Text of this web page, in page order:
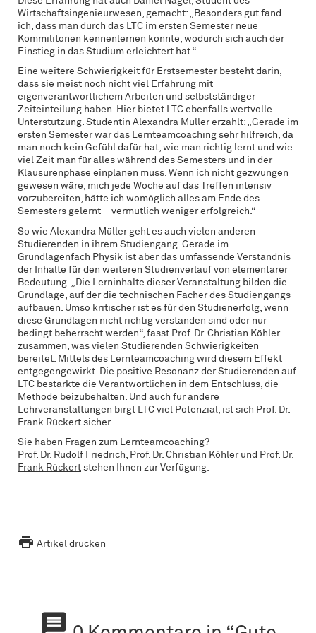
Wirtschaftsingenieurwesen, gemacht: „Besonders gut fand
ich, dass man durch das LTC im ersten Semester neue
Kommilitonen kennenlernen konnte, wodurch sich auch der
Einstieg in das Studium erleichtert hat.“
Eine weitere Schwierigkeit für Erstsemester besteht darin,
dass sie meist noch nicht viel Erfahrung mit
eigenverantwortlichem Arbeiten und selbstständiger
Zeiteinteilung haben. Hier bietet LTC ebenfalls wertvolle
Unterstützung. Studentin Alexandra Müller erzählt: „Gerade im
ersten Semester war das Lernteamcoaching sehr hilfreich, da
man noch kein Gefühl dafür hat, wie man richtig lernt und wie
viel Zeit man für alles während des Semesters und in der
Klausurenphase einplanen muss. Wenn ich nicht gezwungen
gewesen wäre, mich jede Woche auf das Treffen intensiv
vorzubereiten, hätte ich womöglich alles am Ende des
Semesters gelernt – vermutlich weniger erfolgreich.“
So wie Alexandra Müller geht es auch vielen anderen
Studierenden in ihrem Studiengang. Gerade im
Grundlagenfach Physik ist aber das umfassende Verständnis
der Inhalte für den weiteren Studienverlauf von elementarer
Bedeutung. „Die Lerninhalte dieser Veranstaltung bilden die
Grundlage, auf der die technischen Fächer des Studiengangs
aufbauen. Umso kritischer ist es für den Studienerfolg, wenn
diese Grundlagen nicht richtig verstanden sind oder nur
bedingt beherrscht werden“, fasst Prof. Dr. Christian Köhler
zusammen, was vielen Studierenden Schwierigkeiten
bereitet. Mittels des Lernteamcoaching wird diesem Effekt
entgegengewirkt. Die positive Resonanz der Studierenden auf
LTC bestärkte die Verantwortlichen in dem Entschluss, die
Methode beizubehalten. Und auch für andere
Lehrveranstaltungen birgt LTC viel Potenzial, ist sich Prof. Dr.
Frank Rückert sicher.
Sie haben Fragen zum Lernteamcoaching?
Prof. Dr. Rudolf Friedrich, Prof. Dr. Christian Köhlerund Prof. Dr.
Frank Rückert stehen Ihnen zur Verfügung.
 Artikel drucken
